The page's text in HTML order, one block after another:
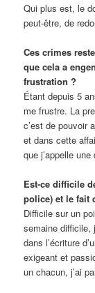
Qui plus est, le
peut-être, de
Ces crimes
que cela a
frustration ?
Étant depuis 5
me frustre. La
c’est de pouvoir
et dans cette
que j’appelle
Est-ce difficile
police) et le fait
Difficile sur un
semaine difficile,
dans l’écriture
exigeant et
un chacun, j’ai